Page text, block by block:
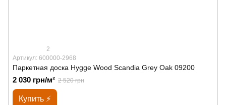
2
Артикул: 600000-2968
Паркетная доска Hygge Wood Scandia Grey Oak 09200
2 030 грн/м² 2 520 грн
Купить ⚡